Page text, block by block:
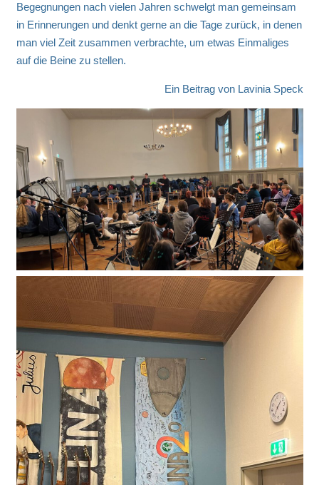
Begegnungen nach vielen Jahren schwelgt man gemeinsam
in Erinnerungen und denkt gerne an die Tage zurück, in denen
man viel Zeit zusammen verbrachte, um etwas Einmaliges
auf die Beine zu stellen.
Ein Beitrag von Lavinia Speck